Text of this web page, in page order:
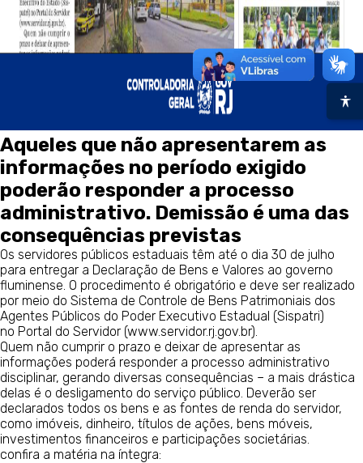
Aqueles que não apresentarem as
informações no período exigido
poderão responder a processo
administrativo. Demissão é uma das
consequências previstas
Os servidores públicos estaduais têm até o dia 30 de julho
para entregar a Declaração de Bens e Valores ao governo
fluminense. O procedimento é obrigatório e deve ser realizado
por meio do Sistema de Controle de Bens Patrimoniais dos
Agentes Públicos do Poder Executivo Estadual (Sispatri)
no Portal do Servidor (www.servidor.rj.gov.br).
Quem não cumprir o prazo e deixar de apresentar as
informações poderá responder a processo administrativo
disciplinar, gerando diversas consequências – a mais drástica
delas é o desligamento do serviço público. Deverão ser
declarados todos os bens e as fontes de renda do servidor,
como imóveis, dinheiro, títulos de ações, bens móveis,
investimentos financeiros e participações societárias.
confira a matéria na íntegra: